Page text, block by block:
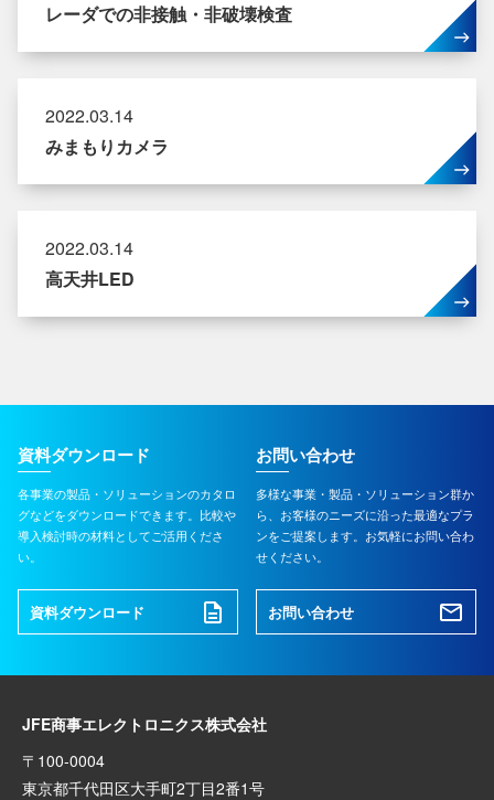
レーダでの非接触・非破壊検査
2022.03.14
みまもりカメラ
2022.03.14
高天井LED
資料ダウンロード
各事業の製品・ソリューションのカタロ
グなどをダウンロードできます。比較や
導入検討時の材料としてご活用くださ
い。
資料ダウンロード
お問い合わせ
多様な事業・製品・ソリューション群か
ら、お客様のニーズに沿った最適なプラ
ンをご提案します。お気軽にお問い合わ
せください。
お問い合わせ
JFE商事エレクトロニクス株式会社
〒100-0004
東京都千代田区大手町2丁目2番1号